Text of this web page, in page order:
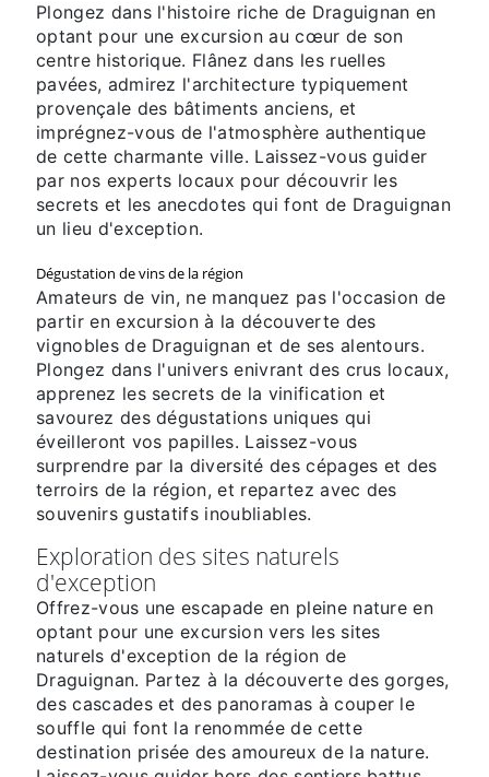
Plongez dans l'histoire riche de Draguignan en
optant pour une excursion au cœur de son
centre historique. Flânez dans les ruelles
pavées, admirez l'architecture typiquement
provençale des bâtiments anciens, et
imprégnez-vous de l'atmosphère authentique
de cette charmante ville. Laissez-vous guider
par nos experts locaux pour découvrir les
secrets et les anecdotes qui font de Draguignan
un lieu d'exception.
Dégustation de vins de la région
Amateurs de vin, ne manquez pas l'occasion de
partir en excursion à la découverte des
vignobles de Draguignan et de ses alentours.
Plongez dans l'univers enivrant des crus locaux,
apprenez les secrets de la vinification et
savourez des dégustations uniques qui
éveilleront vos papilles. Laissez-vous
surprendre par la diversité des cépages et des
terroirs de la région, et repartez avec des
souvenirs gustatifs inoubliables.
Exploration des sites naturels
d'exception
Offrez-vous une escapade en pleine nature en
optant pour une excursion vers les sites
naturels d'exception de la région de
Draguignan. Partez à la découverte des gorges,
des cascades et des panoramas à couper le
souffle qui font la renommée de cette
destination prisée des amoureux de la nature.